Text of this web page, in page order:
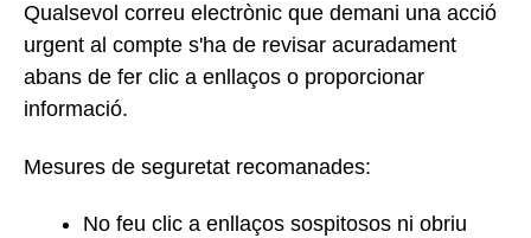
Qualsevol correu electrònic que demani una acció
urgent al compte s'ha de revisar acuradament
abans de fer clic a enllaços o proporcionar
informació.
Mesures de seguretat recomanades:
No feu clic a enllaços sospitosos ni obriu